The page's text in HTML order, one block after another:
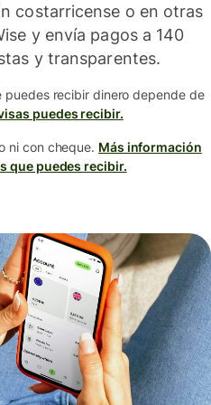
costarricense o en otras
y envía pagos a 140
y transparentes.
puedes recibir dinero depende de
puedes recibir.
ni con cheque. Más información
que puedes recibir.